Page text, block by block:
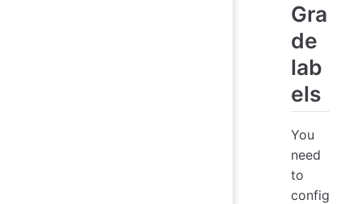
Gra
de
lab
els
You
need
to
config